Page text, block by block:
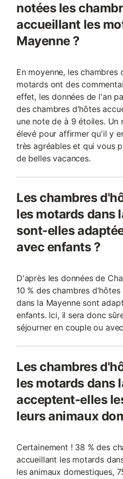
notées les
accueillant les
Mayenne ?
En moyenne, les
motards ont des
effet, les données de l'an
des chambres d'hôtes
une note de à 9 étoiles. Un
élevé pour affirmer qu'il y
très agréables et qui vous
de belles vacances.
Les chambres
les motards dans
sont-elles
avec enfants ?
D'après les données de
10 % des chambres
dans la Mayenne sont
enfants. Ici, il sera donc
séjourner en couple ou
Les chambres
les motards dans
acceptent-elles
leurs animaux
Certainement ! 38 % des
accueillant les motards
les animaux domestiques,